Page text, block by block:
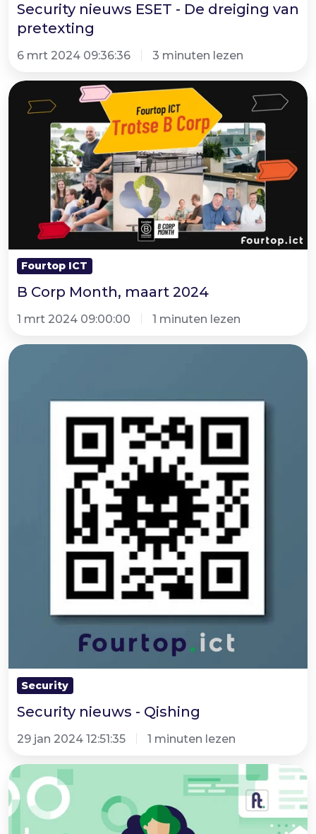
Security nieuws ESET - De dreiging van
pretexting
6 mrt 2024 09:36:36 3 minuten lezen
B
Corp
Month,
Fourtop ICT
B Corp Month, maart 2024
1 mrt 2024 09:00:00 1 minuten lezen
Security
Security
Security nieuws - Qishing
29 jan 2024 12:51:35 1 minuten lezen
Het
nieuwe
jaar